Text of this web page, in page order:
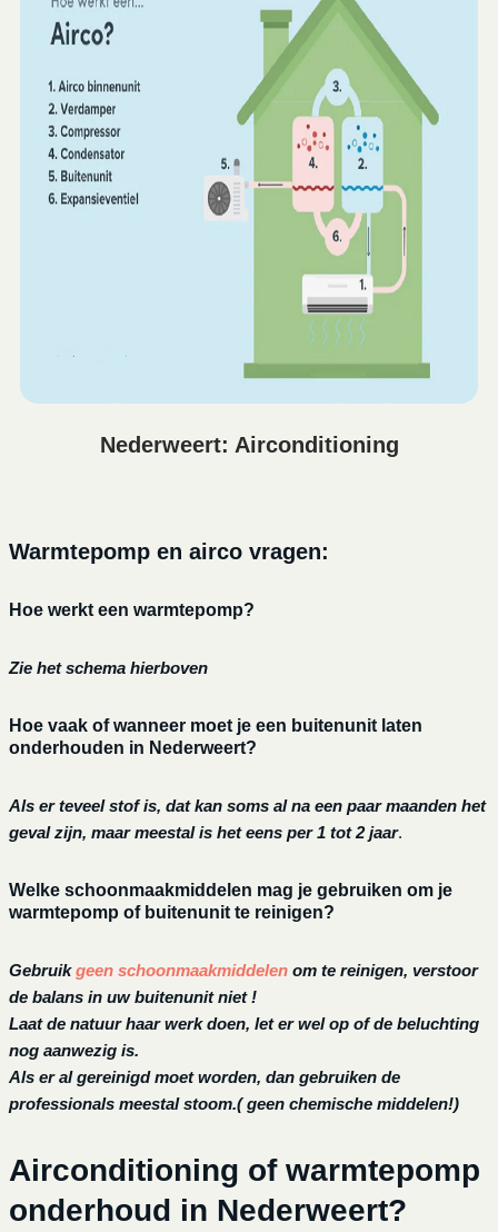
Nederweert: Airconditioning
Warmtepomp en airco vragen:
Hoe werkt een warmtepomp?
Zie het schema hierboven
Hoe vaak of wanneer moet je een buitenunit laten
onderhouden in Nederweert?
Als er teveel stof is, dat kan soms al na een paar maanden het
geval zijn, maar meestal is het eens per 1 tot 2 jaar.
Welke schoonmaakmiddelen mag je gebruiken om je
warmtepomp of buitenunit te reinigen?
Gebruikgeen schoonmaakmiddelen om te reinigen, verstoor
de balans in uw buitenunit niet !
Laat de natuur haar werk doen, let er wel op of de beluchting
nog aanwezig is.
Als er al gereinigd moet worden, dan gebruiken de
professionals meestal stoom.( geen chemische middelen!)
Airconditioning of warmtepomp
onderhoud in Nederweert?